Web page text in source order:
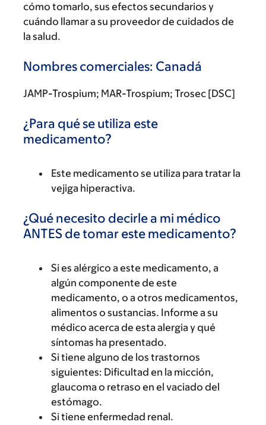
cómo tomarlo, sus efectos secundarios y
cuándo llamar a su proveedor de cuidados de
la salud.
Nombres comerciales: Canadá
JAMP-Trospium; MAR-Trospium; Trosec [DSC]
¿Para qué se utiliza este
medicamento?
Este medicamento se utiliza para tratar la
vejiga hiperactiva.
¿Qué necesito decirle a mi médico
ANTES de tomar este medicamento?
Si es alérgico a este medicamento, a
algún componente de este
medicamento, o a otros medicamentos,
alimentos o sustancias. Informe a su
médico acerca de esta alergia y qué
síntomas ha presentado.
Si tiene alguno de los trastornos
siguientes: Dificultad en la micción,
glaucoma o retraso en el vaciado del
estómago.
Si tiene enfermedad renal.